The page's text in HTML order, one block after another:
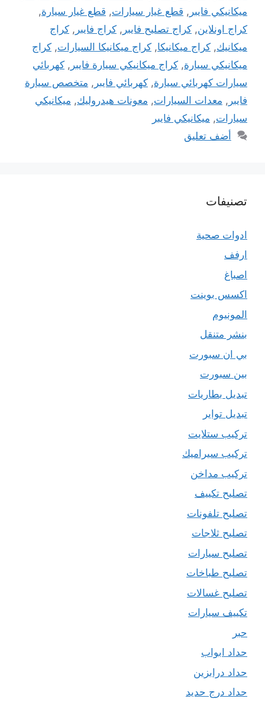
ميكانيكي فايبر , قطع غيار سيارات, قطع غيار سيارة,
كراج اونلاين, كراج تصليح فايبر , كراج فايبر , كراج
ميكانيك, كراج ميكانيكا, كراج ميكانيكا السيارات, كراج
ميكانيكي سيارة, كراج ميكانيكي سيارة فايبر , كهربائي
سيارات كهربائي سيارة, كهربائي فايبر , متخصص سيارة
فايبر , معدات السيارات, معونات هيدروليك, ميكانيكي
سيارات, ميكانيكي فايبر
أضف تعليق
تصنيفات
ادوات صحية
ارفف
اصباغ
اكسس بوينت
المونيوم
بنشر متنقل
بي ان سبورت
بين سبورت
تبديل بطاريات
تبديل تواير
تركيب ستلايت
تركيب سيراميك
تركيب مداخن
تصليح تكييف
تصليح تلفونات
تصليح ثلاجات
تصليح سيارات
تصليح طباخات
تصليح غسالات
تكييف سيارات
حبر
حداد ابواب
حداد درابزين
حداد درج حديد